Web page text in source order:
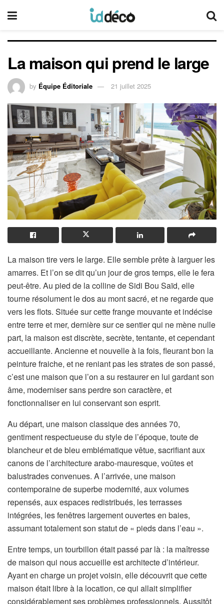
La maison qui prend le large
by Équipe Éditoriale 21 juillet 2025
La maison tire vers le large. Elle semble prête à larguer les
amarres. Et l’on se dit qu’un jour de gros temps, elle le fera
peut-être. Au pied de la colline de Sidi Bou Saïd, elle
tourne résolument le dos au mont sacré, et ne regarde que
vers les flots. Située sur cette frange mouvante et indécise
entre terre et mer, dernière sur ce sentier qui ne mène nulle
part, la maison est discrète, secrète, tentante, et cependant
accueillante. Ancienne et nouvelle à la fois, fleurant bon la
peinture fraiche, et ne reniant pas les strates de son passé,
c’est une maison que l’on a su restaurer en lui gardant son
âme, moderniser sans perdre son caractère, et
fonctionnaliser en lui conservant son esprit.
Au départ, une maison classique des années 70,
gentiment respectueuse du style de l’époque, toute de
blancheur et de bleu emblématique vêtue, sacrifiant aux
canons de l’architecture arabo-mauresque, voûtes et
balustrades convenues. A l’arrivée, une maison
contemporaine de superbe modernité, aux volumes
repensés, aux espaces redistribués, les terrasses
intégrées, les fenêtres largement ouvertes en baies,
assumant totalement son statut de « pieds dans l’eau ».
Entre temps, un tourbillon était passé par là : la maîtresse
de maison qui nous accueille est architecte d’intérieur.
Ayant en charge un projet voisin, elle découvrit que cette
maison était libre à la location, ce qui allait simplifier
considérablement ses problèmes professionnels. Aussitôt